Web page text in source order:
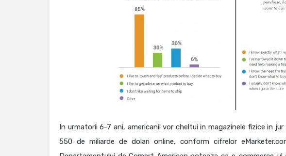
In urmatorii 6-7 ani, americanii vor cheltui in magazinele fizice in
550 de miliarde de dolari online, conform cifrelor